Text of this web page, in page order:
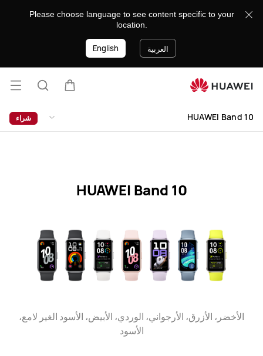
Band
Please choose language to see content specific to your
location.
العربية English
فتح
HUAWEI Band 10 شراء
HUAWEI Band 10
الأخضر، الأزرق، الأرجواني، الوردي، الأبيض، الأسود الغير لامع،
الأسود